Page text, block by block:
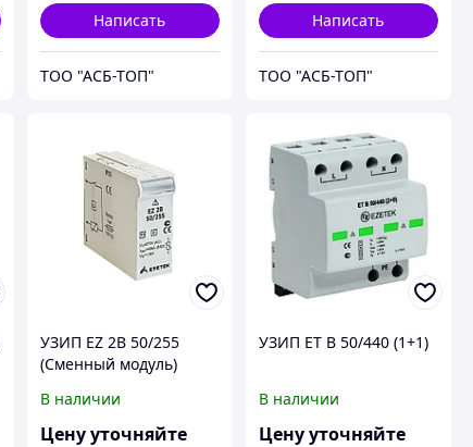
Написать
ТОО "АСБ-ТОП"
Написать
ТОО "АСБ-ТОП"
УЗИП EZ 2B 50/255
(Сменный модуль)
В наличии
Цену уточняйте
УЗИП ET B 50/440 (1+1)
В наличии
Цену уточняйте